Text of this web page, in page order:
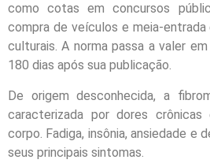
como cotas em concursos
compra de veículos e meia-
culturais. A norma passa a valer
180 dias após sua publicação.
De origem desconhecida, a
caracterizada por dores
corpo. Fadiga, insônia, ansiedade e
seus principais sintomas.